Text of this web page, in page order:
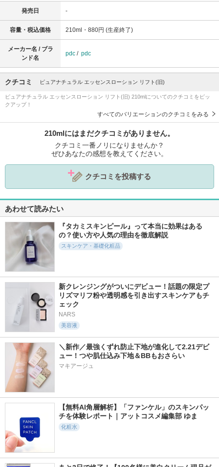
発売日 -
容量・税込価格 210ml・880円 (生産終了)
メーカー名 / ブラ
ンド名
pdc / pdc
クチコミ ピュアナチュラル エッセンスローション リフト(旧)
ピュアナチュラル エッセンスローション リフト(旧) 210mlについてのクチコミをピッ
クアップ！
すべてのバリエーションのクチコミをみる
210mlにはまだクチコミがありません。
クチコミ一番ノリになりませんか？
ぜひあなたの感想を教えてください。
クチコミを投稿する
あわせて読みたい
『タカミスキンピール』って本当に効果はある
の？使い方や人気の理由を徹底解説
スキンケア・基礎化粧品
新クレンジングがついにデビュー！話題の限定プ
リズマリフ粉や透明感を引き出すスキンケアもチ
ェック
NARS
美容液
＼新作／最強くずれ防止下地が進化して2.21デビ
ュー！つや肌仕込み下地＆BBもおさらい
マキアージュ
【無料AI角層解析】「ファンケル」のスキンパッ
チを体験レポート｜アットコスメ編集部 ゆま
化粧水